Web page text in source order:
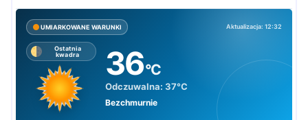
UMIARKOWANE WARUNKI Aktualizacja: 12:32
Ostatnia
kwadra
36°C
Odczuwalna: 37°C
Bezchmurnie